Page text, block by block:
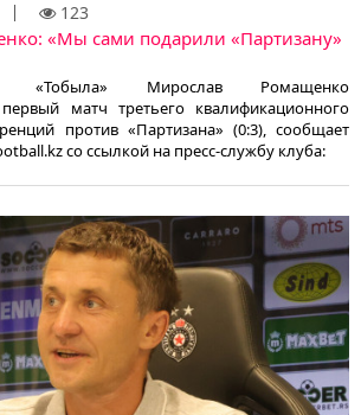
123
«Мы сами подарили «Партизану»
«Тобыла» Мирослав Ромащенко
матч третьего квалификационного
против «Партизана» (0:3), сообщает
со ссылкой на пресс-службу клуба: